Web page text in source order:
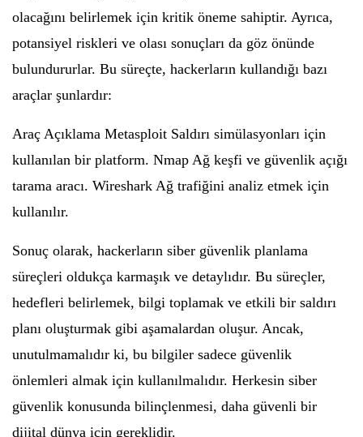
olacağını belirlemek için kritik öneme sahiptir. Ayrıca,
potansiyel riskleri ve olası sonuçları da göz önünde
bulundururlar. Bu süreçte, hackerların kullandığı bazı
araçlar şunlardır:
Araç Açıklama Metasploit Saldırı simülasyonları için
kullanılan bir platform. Nmap Ağ keşfi ve güvenlik açığı
tarama aracı. Wireshark Ağ trafiğini analiz etmek için
kullanılır.
Sonuç olarak, hackerların siber güvenlik planlama
süreçleri oldukça karmaşık ve detaylıdır. Bu süreçler,
hedefleri belirlemek, bilgi toplamak ve etkili bir saldırı
planı oluşturmak gibi aşamalardan oluşur. Ancak,
unutulmamalıdır ki, bu bilgiler sadece güvenlik
önlemleri almak için kullanılmalıdır. Herkesin siber
güvenlik konusunda bilinçlenmesi, daha güvenli bir
dijital dünya için gereklidir.